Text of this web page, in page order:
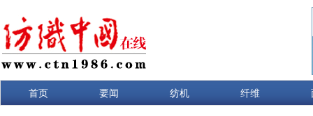
首页 要闻 纺机 纤维